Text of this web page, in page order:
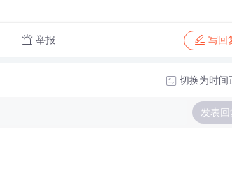
举报 写回
切换为时间
发表回